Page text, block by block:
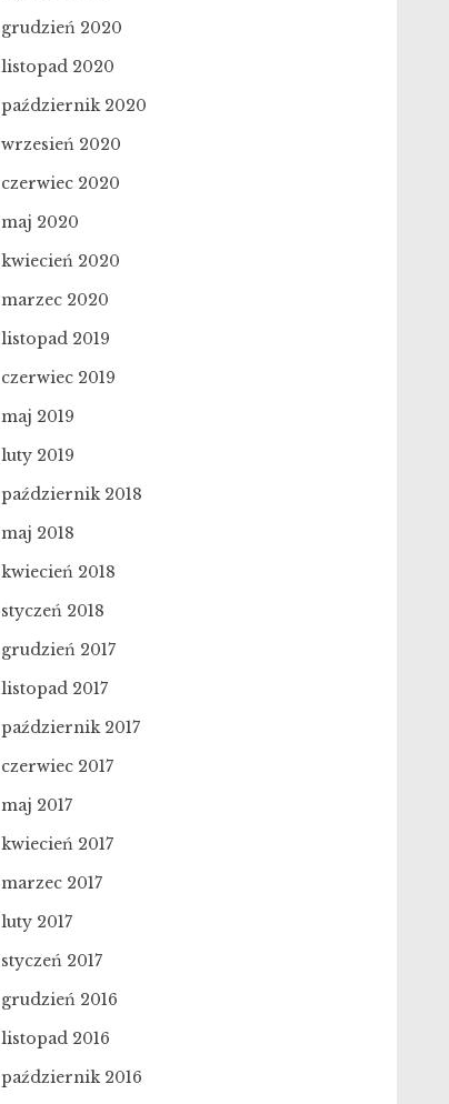
grudzień 2020
listopad 2020
październik 2020
wrzesień 2020
czerwiec 2020
maj 2020
kwiecień 2020
marzec 2020
listopad 2019
czerwiec 2019
maj 2019
luty 2019
październik 2018
maj 2018
kwiecień 2018
styczeń 2018
grudzień 2017
listopad 2017
październik 2017
czerwiec 2017
maj 2017
kwiecień 2017
marzec 2017
luty 2017
styczeń 2017
grudzień 2016
listopad 2016
październik 2016